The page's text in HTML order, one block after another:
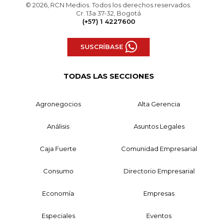
© 2026, RCN Medios. Todos los derechos reservados.
Cr. 13a 37-32, Bogotá
(+57) 1 4227600
SUSCRÍBASE
TODAS LAS SECCIONES
Agronegocios Alta Gerencia
Análisis Asuntos Legales
Caja Fuerte Comunidad Empresarial
Consumo Directorio Empresarial
Economía Empresas
Especiales Eventos